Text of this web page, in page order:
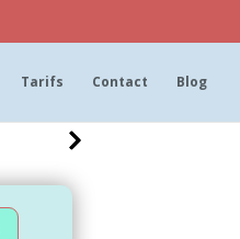
Tarifs Contact Blog